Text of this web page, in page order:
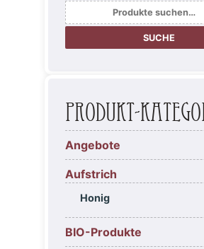
Suche
nach:
SUCHE
Produkt-
Angebote
Aufstrich
Honig
BIO-Produkte